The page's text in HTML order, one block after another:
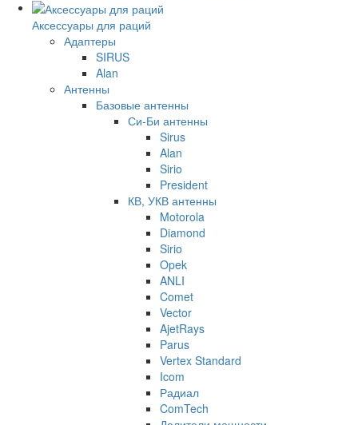
Аксессуары для раций
Адаптеры
SIRUS
Alan
Антенны
Базовые антенны
Си-Би антенны
Sirus
Alan
Sirio
President
КВ, УКВ антенны
Motorola
Diamond
Sirio
Opek
ANLI
Comet
Vector
AjetRays
Parus
Vertex Standard
Icom
Радиал
ComTech